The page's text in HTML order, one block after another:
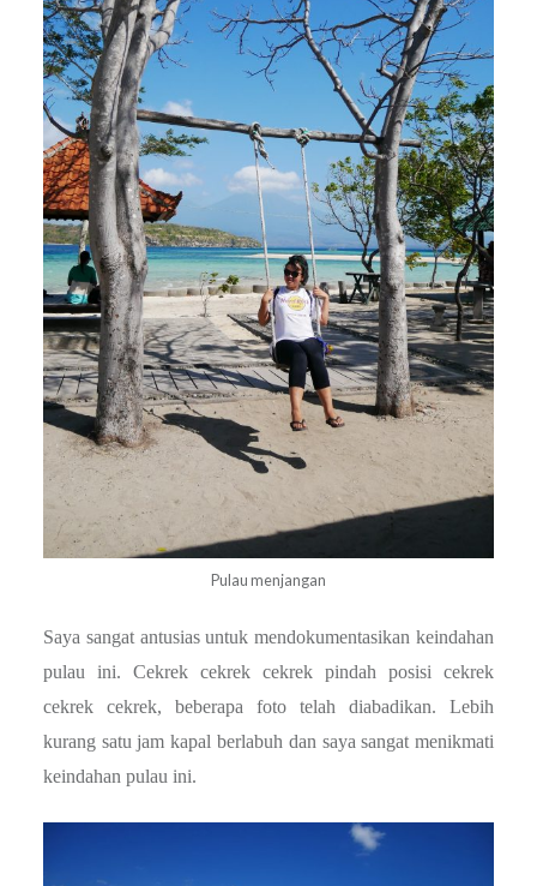
Pulau menjangan
Saya sangat antusias untuk mendokumentasikan keindahan
pulau ini. Cekrek cekrek cekrek pindah posisi cekrek
cekrek cekrek, beberapa foto telah diabadikan. Lebih
kurang satu jam kapal berlabuh dan saya sangat menikmati
keindahan pulau ini.